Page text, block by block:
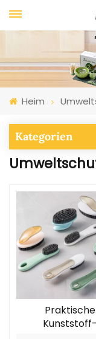
Heim
Kategorien
Praktische
Kunststoff-